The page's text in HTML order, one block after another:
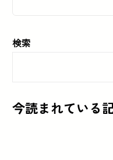
検索
今読まれている